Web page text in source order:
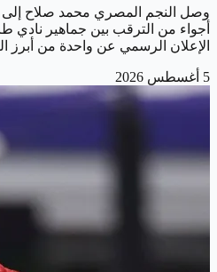
وصل النجم المصري محمد صلاح إلى
أجواء من الترقب بين جماهير نادي
الإعلان الرسمي عن واحدة من
5 أغسطس 2026